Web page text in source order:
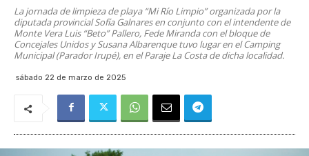
La jornada de limpieza de playa “Mi Río Limpio” organizada por la
diputada provincial Sofía Galnares en conjunto con el intendente de
Monte Vera Luis “Beto” Pallero, Fede Miranda con el bloque de
Concejales Unidos y Susana Albarenque tuvo lugar en el Camping
Municipal (Parador Irupé), en el Paraje La Costa de dicha localidad.
sábado 22 de marzo de 2025